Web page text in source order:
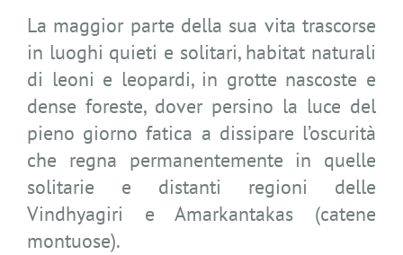
La maggior parte della sua vita trascorse
in luoghi quieti e solitari, habitat naturali
di leoni e leopardi, in grotte nascoste e
dense foreste, dover persino la luce del
pieno giorno fatica a dissipare l’oscurità
che regna permanentemente in quelle
solitarie e distanti regioni delle
Vindhyagiri e Amarkantakas (catene
montuose).